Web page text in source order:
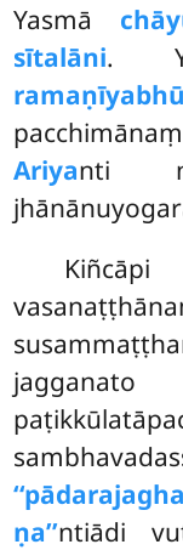
Yasmā
sītalāni.
Ariyanti
ṇa’’ntiādi